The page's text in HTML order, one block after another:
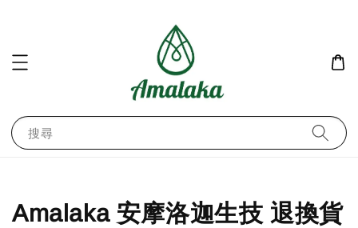
搜尋
Amalaka 安摩洛迦生技 退換貨